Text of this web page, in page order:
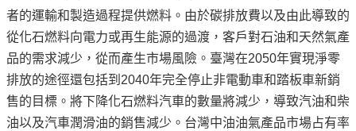
者的運輸和製造過程提供燃料。由於碳排放費以及由此導致的
從化石燃料向電力或再生能源的過渡，客戶對石油和天然氣產
品的需求減少，從而產生市場風險。臺灣在2050年實現淨零
排放的途徑還包括到2040年完全停止非電動車和踏板車新銷
售的目標。將下降化石燃料汽車的數量將減少，導致汽油和柴
油以及汽車潤滑油的銷售減少。台灣中油油氣產品市場占有率